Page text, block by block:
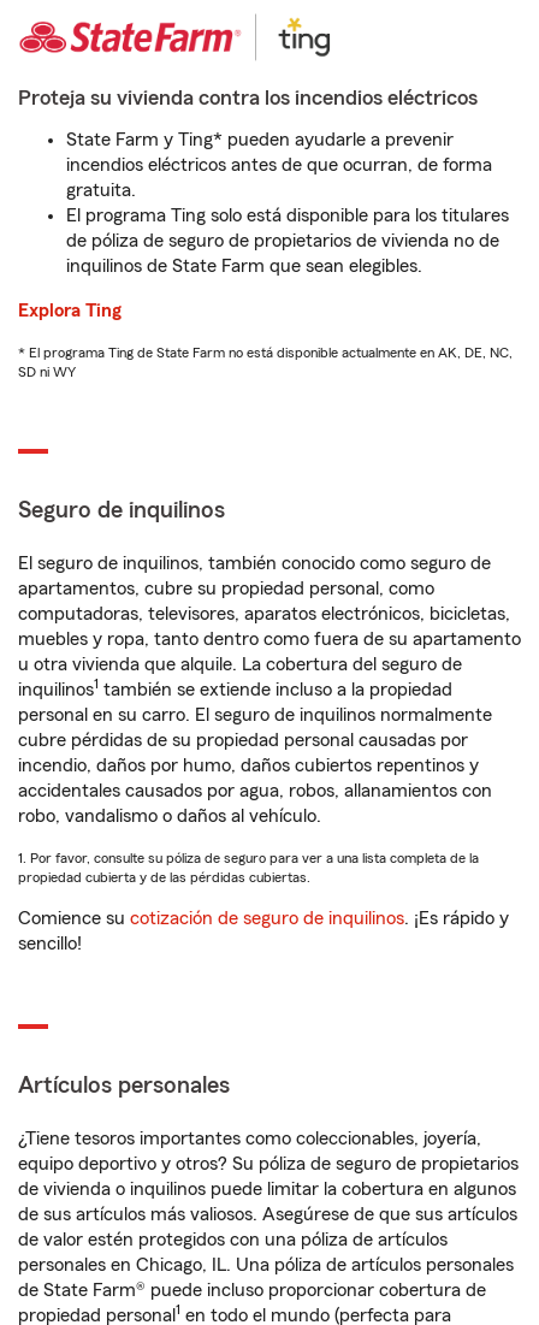
Proteja su vivienda contra los incendios eléctricos
State Farm y Ting* pueden ayudarle a prevenir
incendios eléctricos antes de que ocurran, de forma
gratuita.
El programa Ting solo está disponible para los titulares
de póliza de seguro de propietarios de vivienda no de
inquilinos de State Farm que sean elegibles.
Explora Ting
* El programa Ting de State Farm no está disponible actualmente en AK, DE, NC,
SD ni WY
Seguro de inquilinos
El seguro de inquilinos, también conocido como seguro de
apartamentos, cubre su propiedad personal, como
computadoras, televisores, aparatos electrónicos, bicicletas,
muebles y ropa, tanto dentro como fuera de su apartamento
u otra vivienda que alquile. La cobertura del seguro de
inquilinos1 también se extiende incluso a la propiedad
personal en su carro. El seguro de inquilinos normalmente
cubre pérdidas de su propiedad personal causadas por
incendio, daños por humo, daños cubiertos repentinos y
accidentales causados por agua, robos, allanamientos con
robo, vandalismo o daños al vehículo.
1. Por favor, consulte su póliza de seguro para ver a una lista completa de la
propiedad cubierta y de las pérdidas cubiertas.
Comience su cotización de seguro de inquilinos. ¡Es rápido y
sencillo!
Artículos personales
¿Tiene tesoros importantes como coleccionables, joyería,
equipo deportivo y otros? Su póliza de seguro de propietarios
de vivienda o inquilinos puede limitar la cobertura en algunos
de sus artículos más valiosos. Asegúrese de que sus artículos
de valor estén protegidos con una póliza de artículos
personales en Chicago, IL. Una póliza de artículos personales
de State Farm® puede incluso proporcionar cobertura de
propiedad personal 1 en todo el mundo (perfecta para